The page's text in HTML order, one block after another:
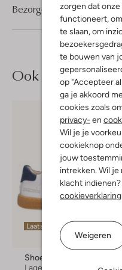
zorgen dat
functioneert,
te slaan, om
te bouwen van
op "Accepteer
ga je akkoord
cookies zoals
privacy- en
Wil je je
cookieknop
jouw
intrekken. Wil
klacht
cookieverklaring
Weigeren
Bezorgen & retourneren
Ook iets voor jou?
Laatste maten
Shoesme
Lage sneakers